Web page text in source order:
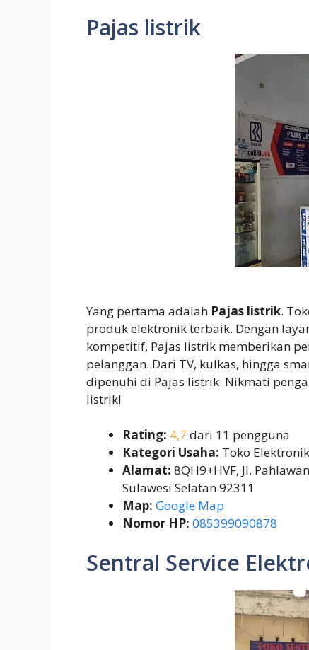
Pajas listrik
Yang pertama adalah Pajas listrik.
produk elektronik terbaik. Dengan
kompetitif, Pajas listrik memberikan
pelanggan. Dari TV, kulkas, hingga
dipenuhi di Pajas listrik. Nikmati
listrik!
Rating: 4,7 dari 11 pengguna
Kategori Usaha: Toko Elektronik
Alamat: 8QH9+HVF, Jl.
Sulawesi Selatan 92311
Map: Google Map
Nomor HP: 085399090878
Sentral Service